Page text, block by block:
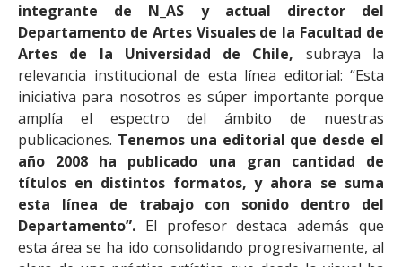
integrante de N_AS y actual director del
Departamento de Artes Visuales de la Facultad de
Artes de la Universidad de Chile, subraya la
relevancia institucional de esta línea editorial: “Esta
iniciativa para nosotros es súper importante porque
amplía el espectro del ámbito de nuestras
publicaciones. Tenemos una editorial que desde el
año 2008 ha publicado una gran cantidad de
títulos en distintos formatos, y ahora se suma
esta línea de trabajo con sonido dentro del
Departamento”. El profesor destaca además que
esta área se ha ido consolidando progresivamente, al